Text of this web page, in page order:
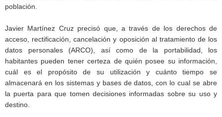
población.
Javier Martínez Cruz precisó que, a través de los derechos de
acceso, rectificación, cancelación y oposición al tratamiento de los
datos personales (ARCO), así como de la portabilidad, los
habitantes pueden tener certeza de quién posee su información,
cuál es el propósito de su utilización y cuánto tiempo se
almacenará en los sistemas y bases de datos, con lo cual se abre
la puerta para que tomen decisiones informadas sobre su uso y
destino.